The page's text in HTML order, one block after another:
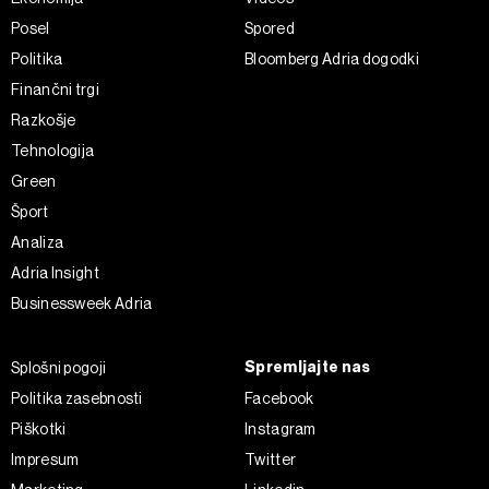
pa v
Piškotke lahko kadar koli ponovno prilagodite tako, da
kadar koli prekličete brez kakršnih koli posledic.
Posel
Politika
Finančni trgi
Razkošje
Tehnologija
Green
Šport
Analiza
Adria Insight
Businessweek Adria
Spored
Bloomberg Adria dogodki
Splošni pogoji
Politika zasebnosti
Piškotki
Impresum
Spremljajte nas
Facebook
Instagram
Twitter